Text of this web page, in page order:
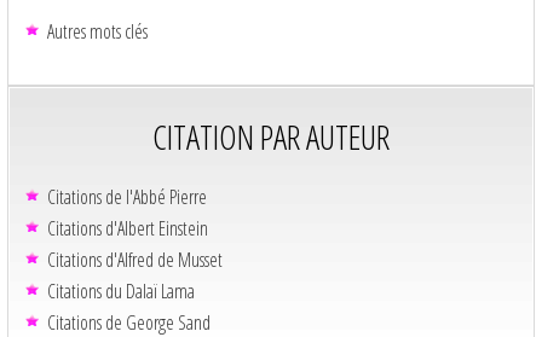
Autres mots clés
CITATION PAR AUTEUR
Citations de l'Abbé Pierre
Citations d'Albert Einstein
Citations d'Alfred de Musset
Citations du Dalaï Lama
Citations de George Sand